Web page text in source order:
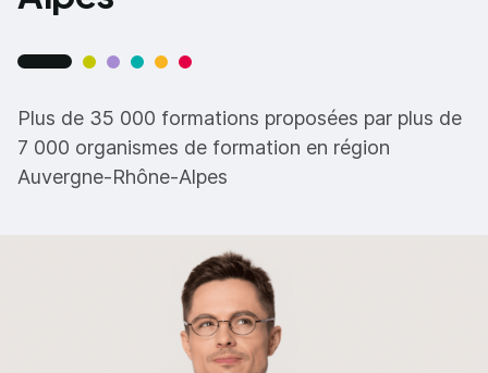
Plus de 35 000 formations proposées par plus de
7 000 organismes de formation en région
Auvergne-Rhône-Alpes